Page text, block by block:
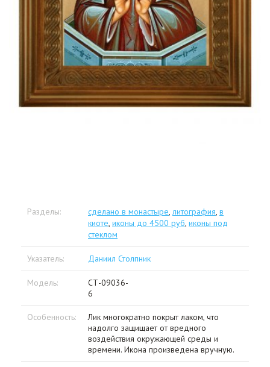
Разделы: сделано в монастыре, литография, в
киоте, иконы до 4500 руб, иконы под
стеклом
Указатель: Даниил Столпник
Модель:
СТ-09036-
6
Особенность:
Лик многократно покрыт лаком, что
надолго защищает от вредного
воздействия окружающей среды и
времени. Икона произведена вручную.